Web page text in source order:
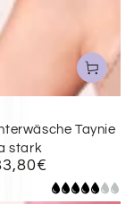
Taynie
stark
Verkaufspreis